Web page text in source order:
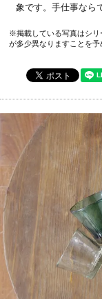
象です。手仕事なら
※掲載している写真はシリ
が多少異なりますことを予